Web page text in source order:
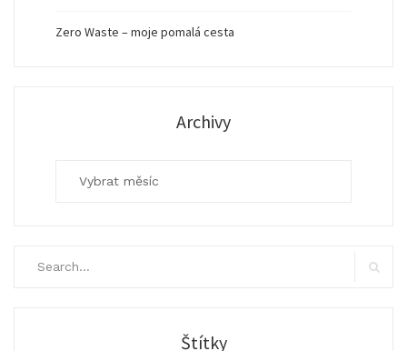
Zero Waste – moje pomalá cesta
Archivy
Štítky